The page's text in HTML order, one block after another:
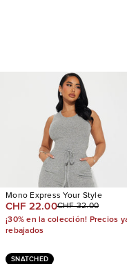
Mono Express Your Style
CHF 22.00CHF 32.00
¡30% en la colección! Precios
rebajados
SNATCHED